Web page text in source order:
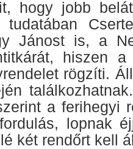
hogy jobb
Jánost is, a
hiszen
rögzíti.
a ferihegyi
lopnak
két rendőrt kell